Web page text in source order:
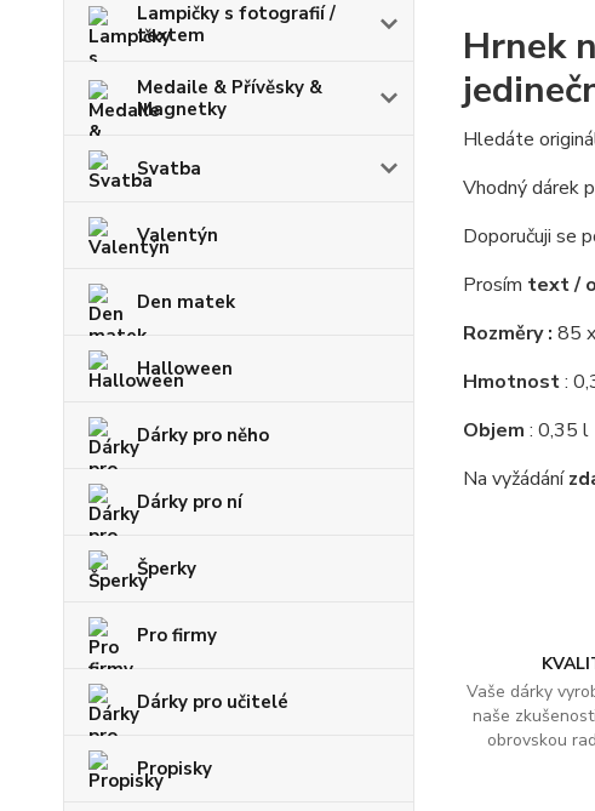
Lampičky s fotografií /
textem
Medaile & Přívěsky &
Magnetky
Svatba
Valentýn
Den matek
Halloween
Dárky pro něho
Dárky pro ní
Šperky
Pro firmy
Dárky pro učitelé
Propisky
Vaše dárky
naše
obrovskou
Hrnek
Hledáte
Vhodný dárek
Doporučuji se
Prosím text /
Rozměry : 85
Hmotnost:
Objem : 0,35 l
Na vyžádání